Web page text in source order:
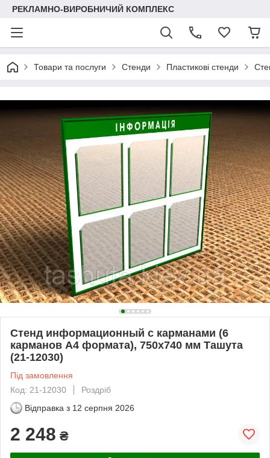
РЕКЛАМНО-ВИРОБНИЧИЙ КОМПЛЕКС
Товари та послуги Стенди Пластикові стенди
Стенд информационный с карманами (6
карманов А4 формата), 750х740 мм Ташута
(21-12030)
Під замовлення
Код: 21-12030
Роздріб
Відправка з 12 серпня 2026
2 248 ₴